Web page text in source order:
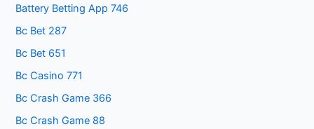
Battery Betting App 746
Bc Bet 287
Bc Bet 651
Bc Casino 771
Bc Crash Game 366
Bc Crash Game 88